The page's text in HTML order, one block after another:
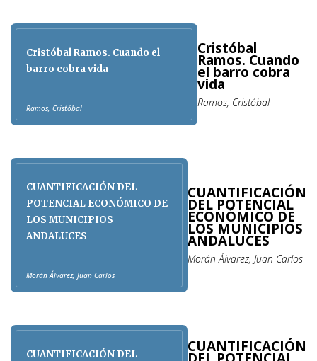
FRANCISCO S.
Cristóbal Ramos. Cuando el
barro cobra vida
Ramos, Cristóbal
Cristóbal
Ramos. Cuando
el barro cobra
vida
Ramos, Cristóbal
CUANTIFICACIÓN DEL
POTENCIAL ECONÓMICO DE
LOS MUNICIPIOS
ANDALUCES
Morán Álvarez, Juan Carlos
CUANTIFICACIÓN
DEL POTENCIAL
ECONÓMICO DE
LOS MUNICIPIOS
ANDALUCES
Morán Álvarez, Juan Carlos
CUANTIFICACIÓN DEL
CUANTIFICACIÓN